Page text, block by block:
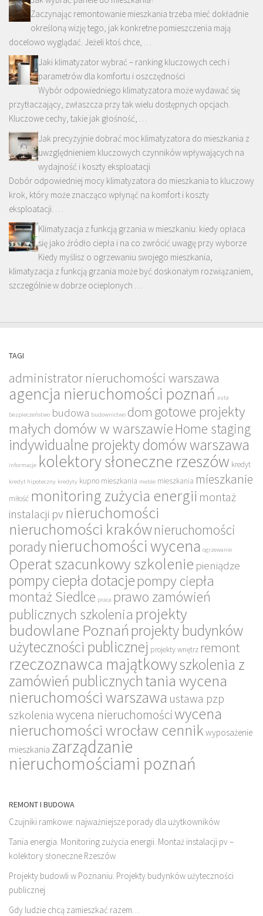
Zaczynając remontowanie mieszkania trzeba mieć dokładnie
określoną wizję tego, jak konkretne pomieszczenia mają
docelowo wyglądać. Jeżeli ktoś chce, …
Jaki klimatyzator wybrać – ranking kluczowych cech i
parametrów dla komfortu i oszczędności
Wybór odpowiedniego klimatyzatora może wydawać się
przytłaczający, zwłaszcza przy tak wielu dostępnych opcjach.
Kluczowe cechy, takie jak głośność, …
Jak precyzyjnie dobrać moc klimatyzatora do mieszkania z
uwzględnieniem kluczowych czynników wpływających na
wydajność i koszty eksploatacji
Dobór odpowiedniej mocy klimatyzatora do mieszkania to kluczowy
krok, który może znacząco wpłynąć na komfort i koszty
eksploatacji. …
Klimatyzacja z funkcją grzania w mieszkaniu: kiedy opłaca
się jako źródło ciepła i na co zwrócić uwagę przy wyborze
Kiedy myślisz o ogrzewaniu swojego mieszkania,
klimatyzacja z funkcją grzania może być doskonałym rozwiązaniem,
szczególnie w dobrze ocieplonych …
TAGI
administrator nieruchomości warszawa
agencja nieruchomości poznań auta
bezpieczeństwo budowa budownictwo dom gotowe projekty
małych domów w warszawie Home staging
indywidualne projekty domów warszawa
informacje kolektory słoneczne rzeszów kredyt
kredyt hipoteczny kredyty kupno mieszkania meble mieszkania mieszkanie
miłość monitoring zużycia energii montaż
instalacji pv nieruchomości
nieruchomości krakównieruchomości
poradynieruchomości wycena ogrzewanie
Operat szacunkowy szkolenie pieniądze
pompy ciepła dotacjepompy ciepła
montaż Siedlce praca prawo zamówień
publicznych szkolenia projekty
budowlane Poznańprojekty budynków
użyteczności publicznej projekty wnętrz remont
rzeczoznawca majątkowyszkolenia z
zamówień publicznychtania wycena
nieruchomości warszawa ustawa pzp
szkolenia wycena nieruchomościwycena
nieruchomości wrocław cennik wyposażenie
mieszkania zarządzanie
nieruchomościami poznań
REMONT I BUDOWA
Czujniki ramkowe: najważniejsze porady dla użytkowników
Tania energia. Monitoring zużycia energii. Montaż instalacji pv –
kolektory słoneczne Rzeszów
Projekty budowli w Poznaniu. Projekty budynków użyteczności
publicznej
Gdy ludzie chcą zamieszkać razem…